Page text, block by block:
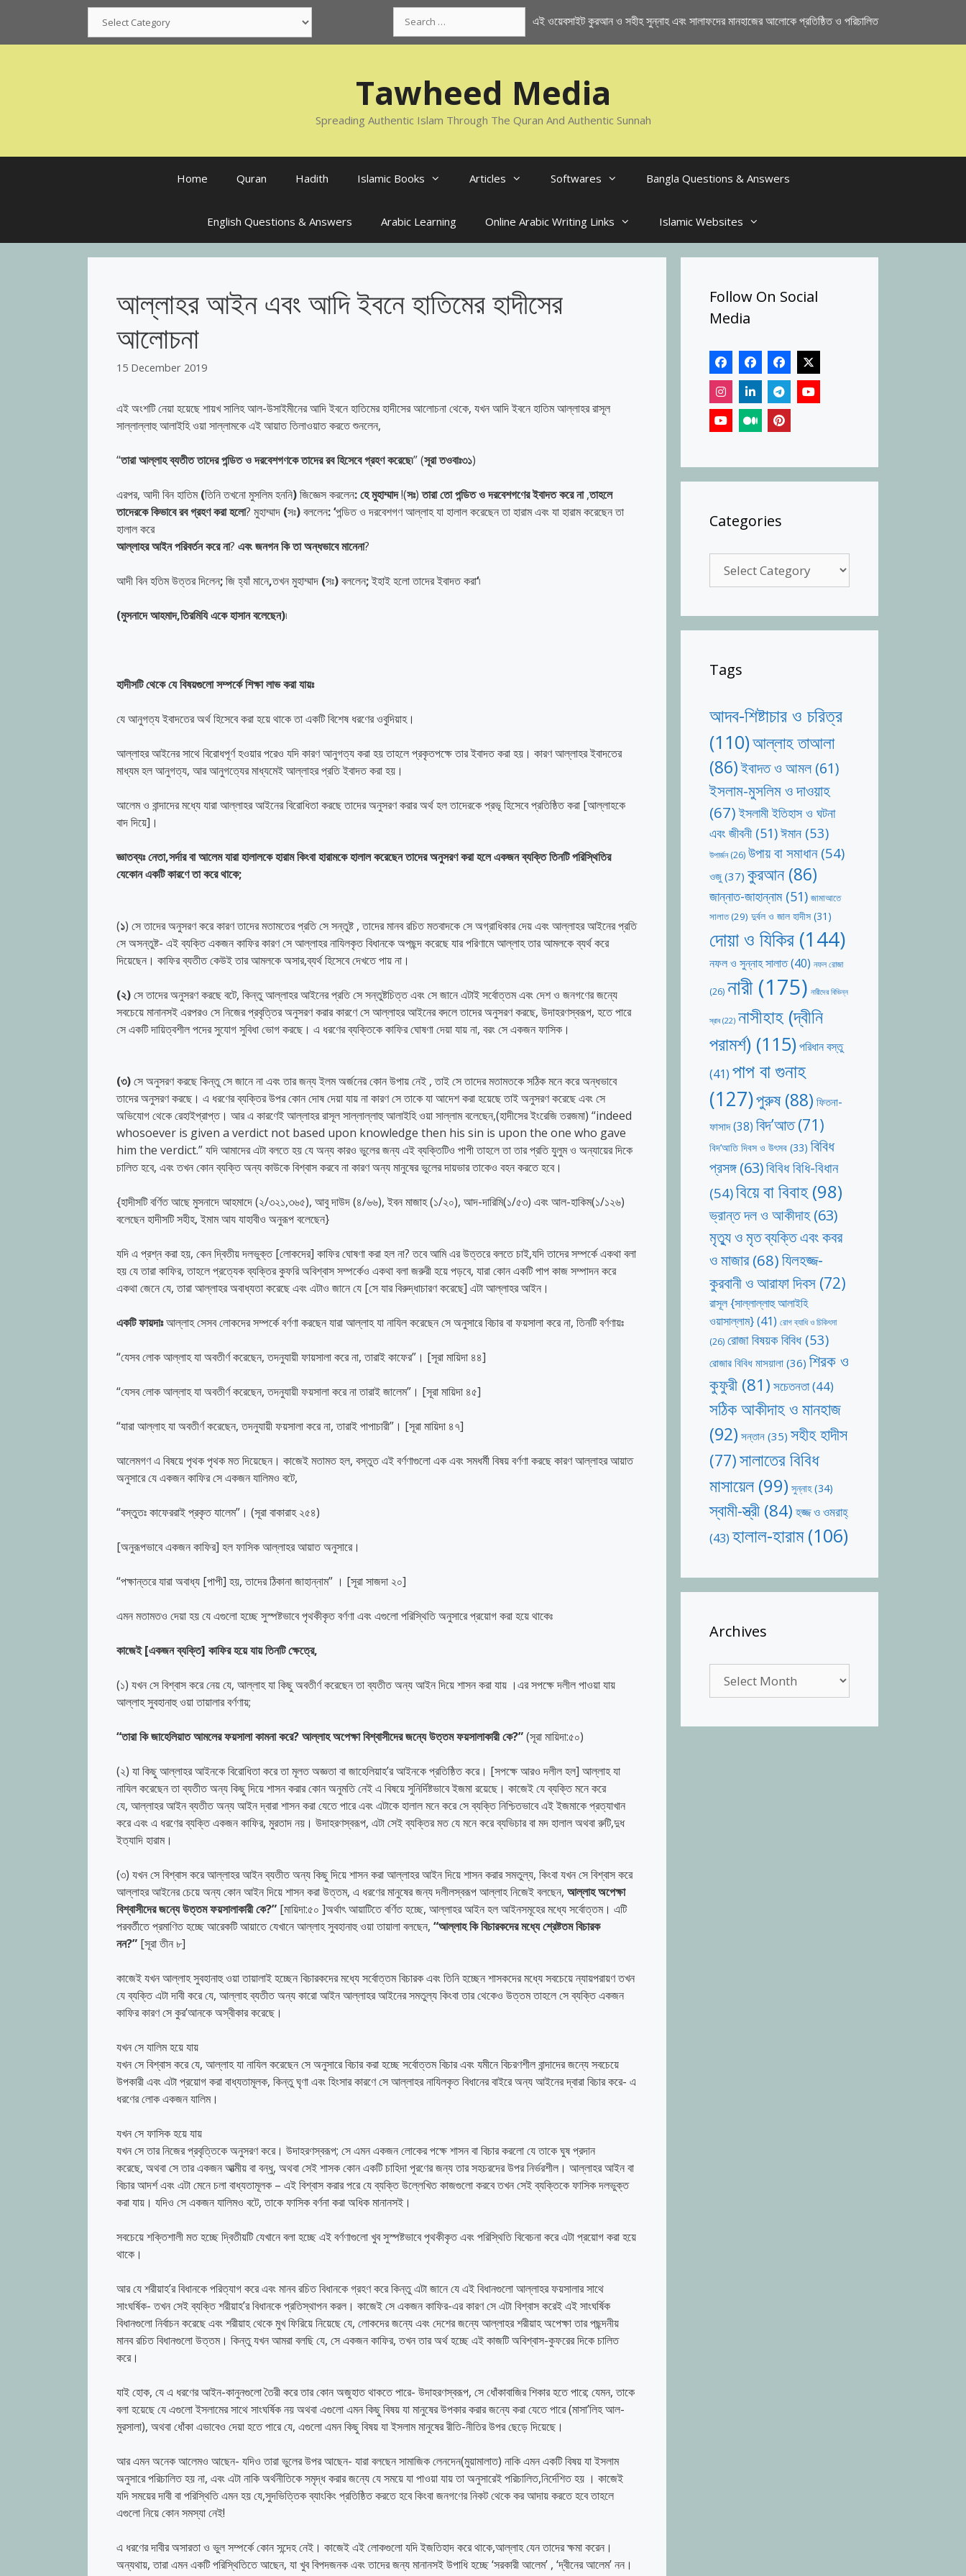
content
for:
এই ওয়েবসাইট কুরআন ও সহীহ সুন্নাহ এবং সালাফদের মানহাজের আলোকে প্রতিষ্ঠিত ও পরিচালিত
Tawheed Media
Spreading Authentic Islam Through The Quran And Authentic Sunnah
Home Quran Hadith Islamic Books Articles Softwares Bangla Questions & Answers
English Questions & Answers Arabic Learning Online Arabic Writing Links Islamic Websites
আল্লাহর আইন এবং আদি ইবনে হাতিমের হাদীসের
আলোচনা
15 December 2019
এই অংশটি নেয়া হয়েছে শায়খ সালিহ আল-উসাইমীনের আদি ইবনে হাতিমের হাদীসের আলোচনা থেকে, যখন আদি ইবনে হাতিম আল্লাহর রাসূল
সাল্লাল্লাহু আলাইহি ওয়া সাল্লামকে এই আয়াত তিলাওয়াত করতে শুনলেন,
“তারাআল্লাহব্যতীততাদেরপন্ডিতওদরবেশগণকেতাদেররবহিসেবেগ্রহণকরেছে৷” (সূরাতওবাঃ৩১)
এরপর, আদী বিন হাতিম(তিনি তখনো মুসলিম হননি)জিজ্ঞেস করলেন:হেমুহাম্মাদ!(সঃ)তারাতোপন্ডিতওদরবেশগণেরইবাদতকরেনা ,তাহলে
তাদেরকেকিভাবেরবগ্রহণকরাহলো? মুহাম্মাদ (সঃ)বললেন: ‘পন্ডিত ও দরবেশগণ আল্লাহ যা হালাল করেছেন তা হারাম এবং যা হারাম করেছেন তা
হালাল করে
আল্লাহরআইনপরিবর্তনকরেনা? এবংজনগনকিতাঅন্ধভাবেমানেনা?
আদী বিন হতিম উত্তর দিলেন;জি হ্যাঁ মানে,তখন মুহাম্মাদ (সঃ)বললেন;ইহাই হলো তাদের ইবাদত করা‘৷
(মুসনাদেআহমাদ,তিরমিযিএকেহাসানবলেছেন)৷
হাদীসটিথেকেযেবিষয়গুলোসম্পর্কেশিক্ষালাভকরাযায়ঃ
যে আনুগত্য ইবাদতের অর্থ হিসেবে করা হয়ে থাকে তা একটি বিশেষ ধরণের ওবুদিয়াহ।
আল্লাহর আইনের সাথে বিরোধপূর্ণ হওয়ার পরেও যদি কারণ আনুগত্য করা হয় তাহলে প্রকৃতপক্ষে তার ইবাদত করা হয়। কারণ আল্লাহর ইবাদতের
মাধ্যম হল আনুগত্য, আর আনুগত্যের মাধ্যমেই আল্লাহর প্রতি ইবাদত করা হয়।
আলেম ও বান্দাদের মধ্যে যারা আল্লাহর আইনের বিরোধিতা করছে তাদের অনুসরণ করার অর্থ হল তাদেরকে প্রভূ হিসেবে প্রতিষ্ঠিত করা [আল্লাহকে
বাদ দিয়ে]।
জ্ঞাতব্যঃনেতা,সর্দারবাআলেমযারাহালালকেহারামকিংবাহারামকেহালালকরেছেনতাদেরঅনুসরণকরাহলেএকজনব্যক্তিতিনটিপরিস্থিতির
যেকোনএকটিকারণেতাকরেথাকে;
(১) সে তাদের অনুসরণ করে কারণ তাদের মতামতের প্রতি সে সন্তুষ্ট , তাদের মানব রচিত মতবাদকে সে অগ্রাধিকার দেয় এবং আল্লাহর আইনের প্রতি
সে অসন্তুষ্ট- এই ব্যক্তি একজন কাফির কারণ সে আল্লাহর নাযিলকৃত বিধানকে অপছন্দ করেছে যার পরিণামে আল্লাহ তার আমলকে ব্যর্থ করে
দিয়েছেন। কাফির ব্যতীত কেউই তার আমলকে অসার,ব্যর্থ হিসেবে দেখতে পায় না।
(২)সে তাদের অনুসরণ করছে বটে, কিন্তু আল্লাহর আইনের প্রতি সে সন্তুষ্টচিত্ত এবং সে জানে এটাই সর্বোত্তম এবং দেশ ও জনগণের জন্যে
সবচেয়ে মানানসই এরপরও সে নিজের প্রবৃত্তির অনুসরণ করার কারণে সে আল্লাহর আইনের বদলে তাদের অনুসরণ করছে, উদাহরণস্বরূপ, হতে পারে
সে একটি দায়িত্বশীল পদের সুযোগ সুবিধা ভোগ করছে। এ ধরণের ব্যক্তিকে কাফির ঘোষণা দেয়া যায় না, বরং সে একজন ফাসিক।
(৩)সে অনুসরণ করছে কিন্তু সে জানে না এবং তার জন্য ইলম অর্জনের কোন উপায় নেই , তাই সে তাদের মতামতকে সঠিক মনে করে অন্ধভাবে
তাদের অনুসরণ করছে। এ ধরণের ব্যক্তির উপর কোন দোষ দেয়া যায় না কারণ সে তাকে যা আদেশ করা হয়েছে তাই অনুসরণ করেছে এবং সে
অভিযোগ থেকে রেহাইপ্রাপ্ত। আর এ কারণেই আল্লাহর রাসূল সাল্লাল্লাহু আলাইহি ওয়া সাল্লাম বলেছেন,(হাদীসের ইংরেজি তরজমা) “indeed
whosoever is given a verdict not based upon knowledge then his sin is upon the one who gave
him the verdict.”যদি আমাদের এটা বলতে হয় যে অন্য কারও ভুলের জন্য এই ব্যক্তিটিও পাপী তাহলে তা তার প্রতি যুলুম ও অন্যায়ের দিকে
চালিত হবে, এবং তখন কোন ব্যক্তি অন্য কাউকে বিশ্বাস করবে না কারণ অন্য মানুষের ভুলের দায়ভার তাকেও বহন করতে হবে।
{হাদীসটি বর্ণিত আছে মুসনাদে আহমাদে (২/৩২১,৩৬৫), আবু দাউদ (৪/৬৬), ইবন মাজাহ (১/২০), আদ-দারিমি(১/৫৩) এবং আল-হাকিম(১/১২৬)
বলেছেন হাদীসটি সহীহ, ইমাম আয যাহাবীও অনুরূপ বলেছেন}
যদি এ প্রশ্ন করা হয়, কেন দ্বিতীয় দলভুক্ত [লোকদের] কাফির ঘোষণা করা হল না? তবে আমি এর উত্তরে বলতে চাই,যদি তাদের সম্পর্কে একথা বলা
হয় যে তারা কাফির, তাহলে প্রত্যেক ব্যক্তির কুফরি অবিশ্বাস সম্পর্কেও একথা বলা জরুরী হয়ে পড়বে, যারা কোন একটি পাপ কাজ সম্পাদন করে
একথা জেনে যে, তারা আল্লাহর অবাধ্যতা করেছে এবং এটাও জানে যে [সে যার বিরুদ্ধাচারণ করেছে] এটা আল্লাহর আইন।
একটিফায়দাঃআল্লাহ সেসব লোকদের সম্পর্কে বর্ণণা করছেন যারা আল্লাহ যা নাযিল করেছেন সে অনুসারে বিচার বা ফয়সালা করে না, তিনটি বর্ণণায়ঃ
“যেসব লোক আল্লাহ যা অবতীর্ণ করেছেন, তদনুযায়ী ফায়সালা করে না, তারাই কাফের”। [সূরা মায়িদা ৪৪]
“যেসব লোক আল্লাহ যা অবতীর্ণ করেছেন, তদনুযায়ী ফয়সালা করে না তারাই জালেম”। [সূরা মায়িদা ৪৫]
“যারা আল্লাহ যা অবতীর্ণ করেছেন, তদনুযায়ী ফয়সালা করে না, তারাই পাপাচারী”। [সূরা মায়িদা ৪৭]
আলেমগণ এ বিষয়ে পৃথক পৃথক মত দিয়েছেন। কাজেই মতামত হল, বস্তুত এই বর্ণণাগুলো এক এবং সমধর্মী বিষয় বর্ণণা করছে কারণ আল্লাহর আয়াত
অনুসারে যে একজন কাফির সে একজন যালিমও বটে,
“বস্তুতঃ কাফেররাই প্রকৃত যালেম”। (সূরা বাকারাহ ২৫৪)
[অনুরূপভাবে একজন কাফির] হল ফাসিক আল্লাহর আয়াত অনুসারে।
“পক্ষান্তরে যারা অবাধ্য [পাপী] হয়, তাদের ঠিকানা জাহান্নাম” । [সূরা সাজদা ২০]
এমন মতামতও দেয়া হয় যে এগুলো হচ্ছে সুস্পষ্টভাবে পৃথকীকৃত বর্ণণা এবং এগুলো পরিস্থিতি অনুসারে প্রয়োগ করা হয়ে থাকেঃ
কাজেই[একজনব্যক্তি] কাফিরহয়েযায়তিনটিক্ষেত্রে,
(১) যখন সে বিশ্বাস করে নেয় যে, আল্লাহ যা কিছু অবতীর্ণ করেছেন তা ব্যতীত অন্য আইন দিয়ে শাসন করা যায় ।এর সপক্ষে দলীল পাওয়া যায়
আল্লাহ সুবহানাহু ওয়া তায়ালার বর্ণণায়;
“তারাকিজাহেলিয়াতআমলেরফয়সালাকামনাকরে?আল্লাহঅপেক্ষাবিশ্বাসীদেরজন্যেউত্তমফয়সালাকারীকে?”(সূরা মায়িদা:৫০)
(২) যা কিছু আল্লাহর আইনকে বিরোধিতা করে তা মূলত অজ্ঞতা বা জাহেলিয়াহ’র আইনকে প্রতিষ্ঠিত করে। [সপক্ষে আরও দলীল হল] আল্লাহ যা
নাযিল করেছেন তা ব্যতীত অন্য কিছু দিয়ে শাসন করার কোন অনুমতি নেই এ বিষয়ে সুনির্দিষ্টভাবে ইজমা রয়েছে। কাজেই যে ব্যক্তি মনে করে
যে, আল্লাহর আইন ব্যতীত অন্য আইন দ্বারা শাসন করা যেতে পারে এবং এটাকে হালাল মনে করে সে ব্যক্তি নিশ্চিতভাবে এই ইজমাকে প্রত্যাখান
করে এবং এ ধরণের ব্যক্তি একজন কাফির, মুরতাদ নয়। উদাহরণস্বরূপ, এটা সেই ব্যক্তির মত যে মনে করে ব্যভিচার বা মদ হালাল অথবা রুটি,দুধ
ইত্যাদি হারাম।
(৩) যখন সে বিশ্বাস করে আল্লাহর আইন ব্যতীত অন্য কিছু দিয়ে শাসন করা আল্লাহর আইন দিয়ে শাসন করার সমতুল্য, কিংবা যখন সে বিশ্বাস করে
আল্লাহর আইনের চেয়ে অন্য কোন আইন দিয়ে শাসন করা উত্তম, এ ধরণের মানুষের জন্য দলীলস্বরূপ আল্লাহ নিজেই বলছেন, আল্লাহঅপেক্ষা
বিশ্বাসীদেরজন্যেউত্তমফয়সালাকারীকে?” [মায়িদা:৫০ ]অর্থাৎ আয়াটিতে বর্ণিত হচ্ছে, আল্লাহর আইন হল আইনসমূহের মধ্যে সর্বোত্তম। এটি
পরবর্তীতে প্রমাণিত হচ্ছে আরেকটি আয়াতে যেখানে আল্লাহ সুবহানাহু ওয়া তায়ালা বলছেন, “আল্লাহকিবিচারকদেরমধ্যেশ্রেষ্টতমবিচারক
নন?” [সূরা তীন ৮]
কাজেই যখন আল্লাহ সুবহানাহু ওয়া তায়ালাই হচ্ছেন বিচারকদের মধ্যে সর্বোত্তম বিচারক এবং তিনি হচ্ছেন শাসকদের মধ্যে সবচেয়ে ন্যায়পরায়ণ তখন
যে ব্যক্তি এটা দাবী করে যে, আল্লাহ ব্যতীত অন্য কারো আইন আল্লাহর আইনের সমতুল্য কিংবা তার থেকেও উত্তম তাহলে সে ব্যক্তি একজন
কাফির কারণ সে কুর’আনকে অস্বীকার করেছে।
যখন সে যালিম হয়ে যায়
যখন সে বিশ্বাস করে যে, আল্লাহ যা নাযিল করেছেন সে অনুসারে বিচার করা হচ্ছে সর্বোত্তম বিচার এবং যমীনে বিচরণশীল বান্দাদের জন্যে সবচেয়ে
উপকারী এবং এটা প্রয়োগ করা বাধ্যতামূলক, কিন্তু ঘৃণা এবং হিংসার কারণে সে আল্লাহর নাযিলকৃত বিধানের বাইরে অন্য আইনের দ্বারা বিচার করে- এ
ধরণের লোক একজন যালিম।
যখন সে ফাসিক হয়ে যায়
যখন সে তার নিজের প্রবৃত্তিকে অনুসরণ করে। উদাহরণস্বরূপ; সে এমন একজন লোকের পক্ষে শাসন বা বিচার করলো যে তাকে ঘুষ প্রদান
করেছে, অথবা সে তার একজন আত্মীয় বা বন্ধু, অথবা সেই শাসক কোন একটি চাহিদা পূরণের জন্য তার সহচরদের উপর নির্ভরশীল। আল্লাহর আইন বা
বিচার আদর্শ এবং এটা মেনে চলা বাধ্যতামূলক – এই বিশ্বাস করার পরে যে ব্যক্তি উল্লেখিত কাজগুলো করবে তখন সেই ব্যক্তিকে ফাসিক দলভুক্ত
করা যায়। যদিও সে একজন যালিমও বটে, তাকে ফাসিক বর্ণনা করা অধিক মানানসই।
সবচেয়ে শক্তিশালী মত হচ্ছে দ্বিতীয়টি যেখানে বলা হচ্ছে এই বর্ণণাগুলো খুব সুস্পষ্টভাবে পৃথকীকৃত এবং পরিস্থিতি বিবেচনা করে এটা প্রয়োগ করা হয়ে
থাকে।
আর যে শরীয়াহ’র বিধানকে পরিত্যাগ করে এবং মানব রচিত বিধানকে গ্রহণ করে কিন্তু এটা জানে যে এই বিধানগুলো আল্লাহর ফয়সালার সাথে
সাংঘর্ষিক- তখন সেই ব্যক্তি শরীয়াহ’র বিধানকে প্রতিস্থাপন করল। কাজেই সে একজন কাফির-এর কারণ সে এটা বিশ্বাস করেই এই সাংঘর্ষিক
বিধানগুলো নির্বাচন করেছে এবং শরীয়াহ থেকে মুখ ফিরিয়ে নিয়েছে যে, লোকদের জন্যে এবং দেশের জন্যে আল্লাহর শরীয়াহ অপেক্ষা তার পছন্দনীয়
মানব রচিত বিধানগুলো উত্তম। কিন্তু যখন আমরা বলছি যে, সে একজন কাফির, তখন তার অর্থ হচ্ছে এই কাজটি অবিশ্বাস-কুফরের দিকে চালিত
করে।
যাই হোক, যে এ ধরণের আইন-কানুনগুলো তৈরী করে তার কোন অজুহাত থাকতে পারে- উদাহরণস্বরূপ, সে ধোঁকাবাজির শিকার হতে পারে; যেমন, তাকে
বলা হয়েছে যে এগুলো ইসলামের সাথে সাংঘর্ষিক নয় অথবা এগুলো এমন কিছু বিষয় যা মানুষের উপকার করার জন্যে করা যেতে পারে (মাসা’লিহ আল-
মুরসালা), অথবা ধোঁকা এভাবেও দেয়া হতে পারে যে, এগুলো এমন কিছু বিষয় যা ইসলাম মানুষের রীতি-নীতির উপর ছেড়ে দিয়েছে।
আর এমন অনেক আলেমও আছেন- যদিও তারা ভুলের উপর আছেন- যারা বলছেন সামাজিক লেনদেন(মুয়ামালাত) নাকি এমন একটি বিষয় যা ইসলাম
অনুসারে পরিচালিত হয় না, এবং এটা নাকি অর্থনীতিকে সমৃদ্ধ করার জন্যে যে সময়ে যা পাওয়া যায় তা অনুসারেই পরিচালিত,নির্দেশিত হয় । কাজেই
যদি সময়ের দাবী বা পরিস্থিতি এমন হয় যে,সুদভিত্তিক ব্যাংকিং প্রতিষ্ঠিত করতে হবে কিংবা জনগণের নিকট থেকে কর আদায় করতে হবে তাহলে
এগুলো নিয়ে কোন সমস্যা নেই!
এ ধরণের দাবীর অসারতা ও ভুল সম্পর্কে কোন সন্দেহ নেই। কাজেই এই লোকগুলো যদি ইজতিহাদ করে থাকে,আল্লাহ যেন তাদের ক্ষমা করেন।
অন্যথায়, তারা এমন একটি পরিস্থিতিতে আছেন, যা খুব বিপদজনক এবং তাদের জন্য মানানসই উপাধি হচ্ছে ‘সরকারী আলেম’ , ‘দ্বীনের আলেম’ নন।
Follow On Social
Media
Categories
Tags
আদব-শিষ্টাচার ও চরিত্র
(110)আল্লাহ তাআলা
(86)ইবাদত ও আমল(61)
ইসলাম-মুসলিম ও দাওয়াহ
(67) ইসলামী ইতিহাস ও ঘটনা
এবং জীবনী(51)ঈমান (53)
উপার্জন(26) উপায় বা সমাধান(54)
ওজু (37) কুরআন(86)
জান্নাত-জাহান্নাম(51) জামাআতে
সালাত(29) দুর্বল ও জাল হাদীস (31)
দোয়া ও যিকির (144)
নফল ও সুন্নাহ সালাত(40) নফল রোজা
(26) নারী(175) নারীদের বিভিন্ন
স্রাব(22) নাসীহাহ (দ্বীনি
পরামর্শ) (115)পরিধান বস্তু
(41) পাপ বা গুনাহ
(127)পুরুষ(88) ফিতনা-
ফাসাদ(38) বিদ’আত(71)
বিদ’আতি দিবস ও উৎসব (33) বিবিধ
প্রসঙ্গ(63)বিবিধ বিধি-বিধান
(54)বিয়ে বা বিবাহ (98)
ভ্রান্ত দল ও আকীদাহ(63)
মৃত্যু ও মৃত ব্যক্তি এবং কবর
ও মাজার(68)যিলহজ্জ-
কুরবানী ও আরাফা দিবস (72)
রাসূল {সাল্লাল্লাহু আলাইহি
ওয়াসাল্লাম}(41) রোগ ব্যাধি ও চিকিৎসা
(26) রোজা বিষয়ক বিবিধ(53)
রোজার বিবিধ মাসয়ালা (36) শিরক ও
কুফুরী (81) সচেতনতা(44)
সঠিক আকীদাহ ও মানহাজ
(92) সন্তান (35) সহীহ হাদীস
(77)সালাতের বিবিধ
মাসায়েল(99) সুন্নাহ(34)
স্বামী-স্ত্রী(84) হজ্জ ও ওমরাহ্‌
(43) হালাল-হারাম(106)
Archives